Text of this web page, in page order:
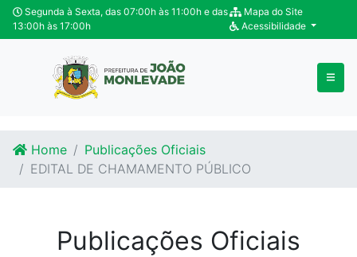
Ir para o conteúdo
Ir para o fim do conteúdo
Segunda à Sexta, das 07:00h às 11:00h e das
13:00h às 17:00h
Mapa do Site
Acessibilidade
Home
Publicações Oficiais
EDITAL DE CHAMAMENTO PÚBLICO
Publicações Oficiais